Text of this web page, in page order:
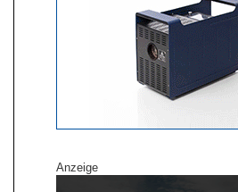
Anzeige